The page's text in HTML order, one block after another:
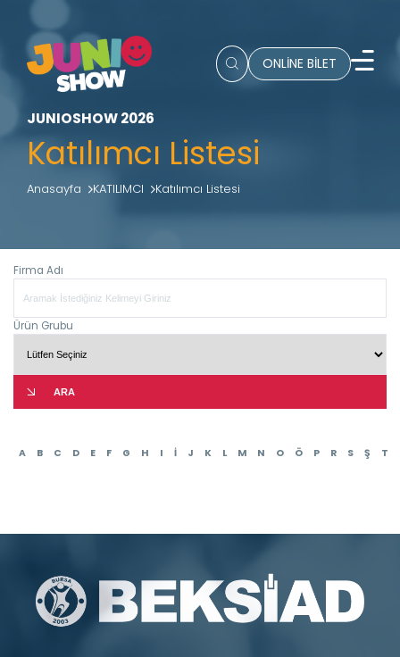
ONLİNE BİLET
JUNIOSHOW 2026
Katılımcı Listesi
Anasayfa KATILIMCI Katılımcı Listesi
Firma Adı
Ürün Grubu
ARA
A B C D E F G H I İ J K L M N O Ö P R S Ş T